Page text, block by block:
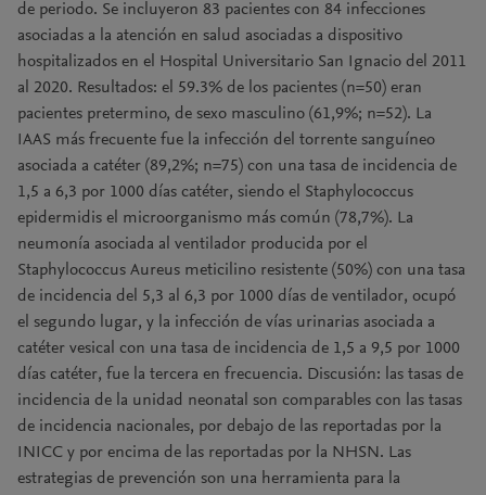
de periodo. Se incluyeron 83 pacientes con 84 infecciones
asociadas a la atención en salud asociadas a dispositivo
hospitalizados en el Hospital Universitario San Ignacio del 2011
al 2020. Resultados: el 59.3% de los pacientes (n=50) eran
pacientes pretermino, de sexo masculino (61,9%; n=52). La
IAAS más frecuente fue la infección del torrente sanguíneo
asociada a catéter (89,2%; n=75) con una tasa de incidencia de
1,5 a 6,3 por 1000 días catéter, siendo el Staphylococcus
epidermidis el microorganismo más común (78,7%). La
neumonía asociada al ventilador producida por el
Staphylococcus Aureus meticilino resistente (50%) con una tasa
de incidencia del 5,3 al 6,3 por 1000 días de ventilador, ocupó
el segundo lugar, y la infección de vías urinarias asociada a
catéter vesical con una tasa de incidencia de 1,5 a 9,5 por 1000
días catéter, fue la tercera en frecuencia. Discusión: las tasas de
incidencia de la unidad neonatal son comparables con las tasas
de incidencia nacionales, por debajo de las reportadas por la
INICC y por encima de las reportadas por la NHSN. Las
estrategias de prevención son una herramienta para la